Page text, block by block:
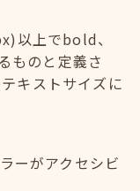
以上でbold、
ものと定義さ
キストサイズに
ーがアクセシビ